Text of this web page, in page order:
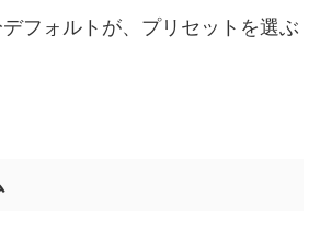
フォルトが、プリセットを選ぶ